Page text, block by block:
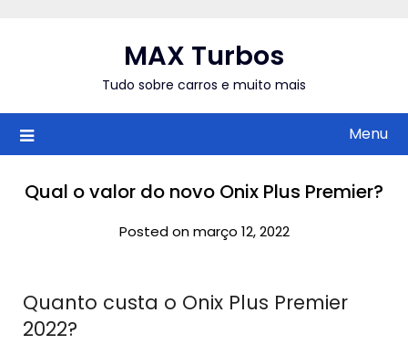
MAX Turbos
Tudo sobre carros e muito mais
Menu
Qual o valor do novo Onix Plus Premier?
Posted on março 12, 2022
Quanto custa o Onix Plus Premier
2022?